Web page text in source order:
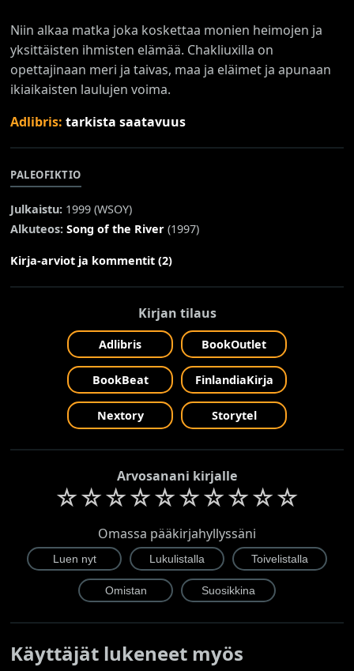
Niin alkaa matka joka koskettaa monien heimojen ja
yksittäisten ihmisten elämää. Chakliuxilla on
opettajinaan meri ja taivas, maa ja eläimet ja apunaan
ikiaikaisten laulujen voima.
Adlibris:tarkista saatavuus
PALEOFIKTIO
Julkaistu: 1999 (WSOY)
Alkuteos: Song of the River (1997)
Kirja-arviot ja kommentit (2)
Kirjan tilaus
Adlibris BookOutlet
BookBeat FinlandiaKirja
Nextory Storytel
Arvosanani kirjalle
☆☆☆☆☆☆☆☆☆☆
Omassa pääkirjahyllyssäni
Käyttäjät lukeneet myös